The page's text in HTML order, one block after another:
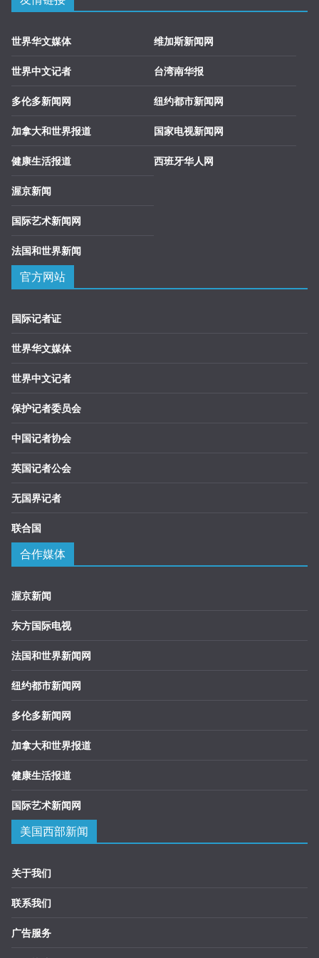
世界华文媒体
世界中文记者
多伦多新闻网
加拿大和世界报道
健康生活报道
渥京新闻
国际艺术新闻网
法国和世界新闻
维加斯新闻网
台湾南华报
纽约都市新闻网
国家电视新闻网
西班牙华人网
官方网站
国际记者证
世界华文媒体
世界中文记者
保护记者委员会
中国记者协会
英国记者公会
无国界记者
联合国
合作媒体
渥京新闻
东方国际电视
法国和世界新闻网
纽约都市新闻网
多伦多新闻网
加拿大和世界报道
健康生活报道
国际艺术新闻网
美国西部新闻
关于我们
联系我们
广告服务